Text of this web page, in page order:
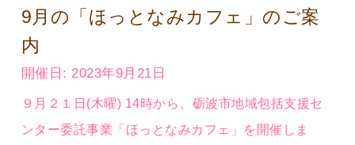
9月の「ほっとなみカフェ」のご案
内
開催日: 2023年9月21日
９月２１日(木曜) 14時から、砺波市地域包括支援セ
ンター委託事業「ほっとなみカフェ」を開催しま